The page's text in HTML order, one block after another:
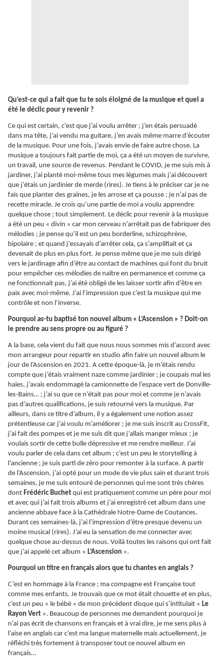
Qu’est-ce qui a fait que tu te sois éloigné de la musique et quel a
été le déclic pour y revenir ?
Ce qui est certain, c’est que j’ai voulu arrêter ; j’en étais persuadé
dans ma tête, j’ai vendu ma guitare, j’en avais même marre d’écouter
de la musique. Pour une fois, j’avais envie de faire autre chose. La
musique a toujours fait partie de moi, ça a été un moyen de survivre,
un travail, une source de revenus. Pendant le COVID, je me suis mis à
jardiner, j’ai planté moi-même tous mes légumes mais j’ai découvert
que j’étais un jardinier de merde (rires). Je tiens à le préciser car je ne
fais que planter des graines, je les arrose et ça pousse ; je n’ai pas de
recette miracle. Je crois qu’une partie de moi a voulu apprendre
quelque chose ; tout simplement. Le déclic pour revenir à la musique
a été un peu « divin » car mon cerveau n’arrêtait pas de fabriquer des
mélodies ; je pense qu’il est un peu borderline, schizophrène,
bipolaire ; et quand j’essayais d’arrêter cela, ça s’amplifiait et ça
devenait de plus en plus fort. Je pense même que je me suis dirigé
vers le jardinage afin d’être au contact de machines qui font du bruit
pour empêcher ces mélodies de naître en permanence et comme ça
ne fonctionnait pas, j’ai été obligé de les laisser sortir afin d’être en
paix avec moi-même. J’ai l’impression que c’est la musique qui me
contrôle et non l’inverse.
Pourquoi as-tu baptisé ton nouvel album « L’Ascension » ? Doit-on
le prendre au sens propre ou au figuré ?
A la base, cela vient du fait que nous nous sommes mis d’accord avec
mon arrangeur pour repartir en studio afin faire un nouvel album le
jour de l’Ascension en 2021. A cette époque-là, je m’étais rendu
compte que j’étais vraiment naze comme jardinier ; je coupais mal les
haies, j’avais endommagé la camionnette de l’espace vert de Donville-
les-Bains… ; j’ai su que ce n’était pas pour moi et comme je n’avais
pas d’autres qualifications, je suis retourné vers la musique. Par
ailleurs, dans ce titre d’album, il y a également une notion assez
prétentieuse car j’ai voulu m’améliorer ; je me suis inscrit au CrossFit,
j’ai fait des pompes et je me suis dit que j’allais manger mieux ; je
voulais sortir de cette bulle dépressive et me rendre meilleur. J’ai
voulu parler de cela dans cet album ; c’est un peu le storytelling à
l’ancienne ; je suis parti de zéro pour remonter à la surface. A partir
de l’Ascension, j’ai opté pour un mode de vie plus sain et durant trois
semaines, je me suis entouré de personnes qui me sont très chères
dont Frédéric Buchet qui est pratiquement comme un père pour moi
et avec qui j’ai fait trois albums et j’ai enregistré cet album dans une
ancienne abbaye face à la Cathédrale Notre-Dame de Coutances.
Durant ces semaines-là, j’ai l’impression d’être presque devenu un
moine musical (rires). J’ai eu la sensation de me connecter avec
quelque chose au-dessus de nous. Voilà toutes les raisons qui ont fait
que j’ai appelé cet album « L’Ascension ».
Pourquoi un titre en français alors que tu chantes en anglais ?
C’est en hommage à la France ; ma compagne est Française tout
comme mes enfants. Je trouvais que ce mot était chouette et en plus,
c’est un peu « le bébé » de mon précédent disque qui s’intitulait « Le
Rayon Vert ». Beaucoup de personnes me demandent pourquoi je
n’ai pas écrit de chansons en français et à vrai dire, je me sens plus à
l’aise en anglais car c’est ma langue maternelle mais actuellement, je
réfléchi très fortement à transposer tout ce nouvel album en
français…